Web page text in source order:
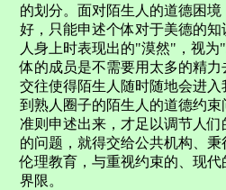
的划分。面对陌生人的道德困
好，只能申述个体对于美德的
人身上时表现出的"漠然"，视
体的成员是不需要用太多的精
交往使得陌生人随时随地会进
到熟人圈子的陌生人的道德约
准则申述出来，才足以调节人
的问题，就得交给公共机构、
伦理教育，与重视约束的、现
界限。